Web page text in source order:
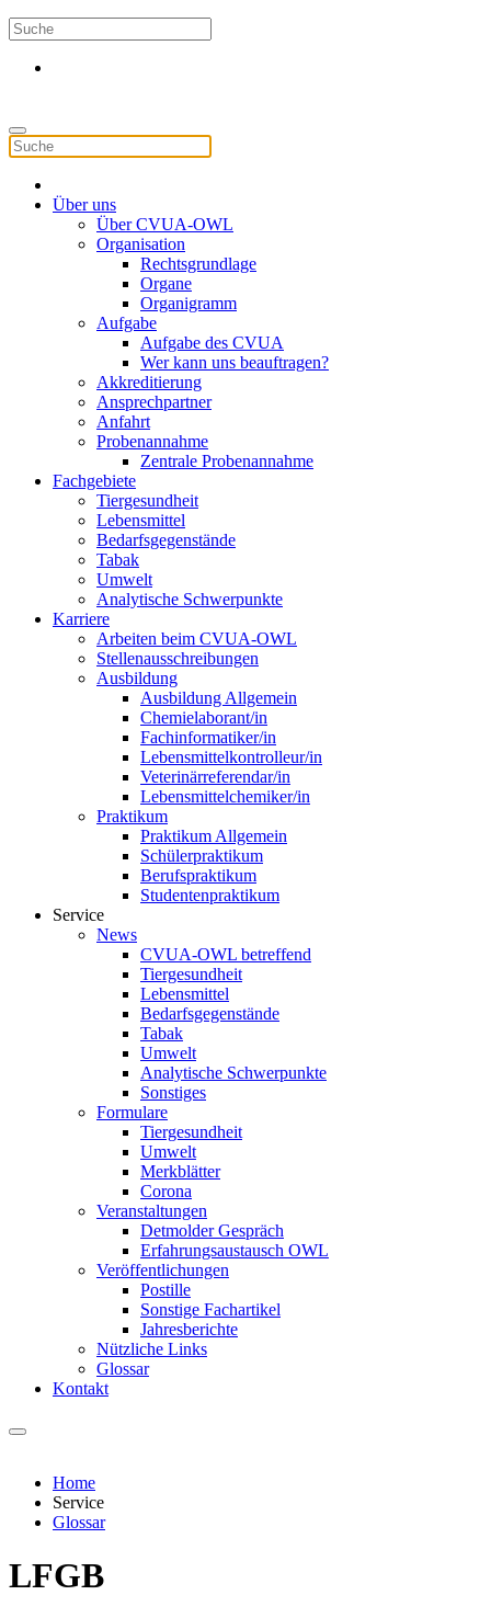
Über uns
Über CVUA-OWL
Organisation
Rechtsgrundlage
Organe
Organigramm
Aufgabe
Aufgabe des CVUA
Wer kann uns beauftragen?
Akkreditierung
Ansprechpartner
Anfahrt
Probenannahme
Zentrale Probenannahme
Fachgebiete
Tiergesundheit
Lebensmittel
Bedarfsgegenstände
Tabak
Umwelt
Analytische Schwerpunkte
Karriere
Arbeiten beim CVUA-OWL
Stellenausschreibungen
Ausbildung
Ausbildung Allgemein
Chemielaborant/in
Fachinformatiker/in
Lebensmittelkontrolleur/in
Veterinärreferendar/in
Lebensmittelchemiker/in
Praktikum
Praktikum Allgemein
Schülerpraktikum
Berufspraktikum
Studentenpraktikum
Service
News
CVUA-OWL betreffend
Tiergesundheit
Lebensmittel
Bedarfsgegenstände
Tabak
Umwelt
Analytische Schwerpunkte
Sonstiges
Formulare
Tiergesundheit
Umwelt
Merkblätter
Corona
Veranstaltungen
Detmolder Gespräch
Erfahrungsaustausch OWL
Veröffentlichungen
Postille
Sonstige Fachartikel
Jahresberichte
Nützliche Links
Glossar
Kontakt
Home
Service
Glossar
LFGB